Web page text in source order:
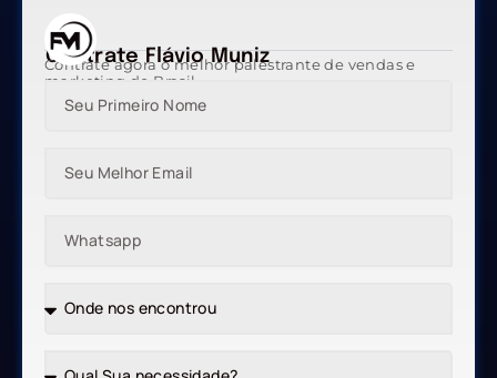
Contrate Flávio Muniz
Contrate agora o melhor palestrante de vendas e
marketing do Brasil